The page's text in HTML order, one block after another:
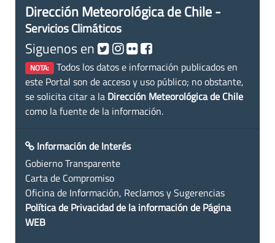
Dirección Meteorológica de Chile -
Servicios Climáticos
Siguenos en
NOTA: Todos los datos e información publicados en
este Portal son de acceso y uso público; no obstante,
se solicita citar a la Dirección Meteorológica de Chile
como la fuente de la información.
Información de Interés
Gobierno Transparente
Carta de Compromiso
Oficina de Información, Reclamos y Sugerencias
Política de Privacidad de la información de Página
WEB